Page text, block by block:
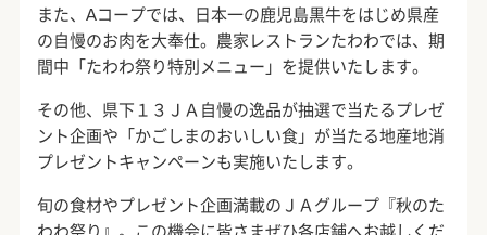
また、Aコープでは、日本一の鹿児島黒牛をはじめ県産
の自慢のお肉を大奉仕。農家レストランたわわでは、期
間中「たわわ祭り特別メニュー」を提供いたします。
その他、県下１３ＪＡ自慢の逸品が抽選で当たるプレゼ
ント企画や「かごしまのおいしい食」が当たる地産地消
プレゼントキャンペーンも実施いたします。
旬の食材やプレゼント企画満載のＪＡグループ『秋のた